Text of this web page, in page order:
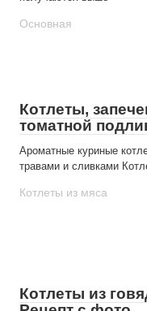
Основная
Котлеты,
томатной
Ароматные куриные
травами и сливками
Котлеты из мяса
Котлеты из